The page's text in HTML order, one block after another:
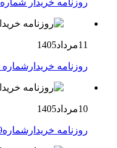
11مرداد1405
روزنامه خریدارشماره 2200
10مرداد1405
روزنامه خریدارشماره2199